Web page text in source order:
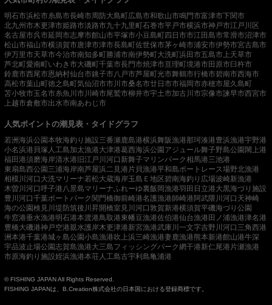
明石市浜松市糸島市長崎市周防大島町広島市和歌山市鳴門市富津市下関市
北九州市木更津市姫路市淡路市九十九里町石巻市平戸市横浜市神戸市江戸川区
名古屋市呉市延岡市志摩市館山市平塚市小豆島町四日市市江田島市常滑市沼津市
松山市福山市横須賀市唐津市津市長島町佐世保市茅ヶ崎市浦安市伊勢市宮古島市
伊万里市天草市今治市南知多町勝浦市南伊勢町大洗町浜田市五島市 上天草市
芦北町愛南町いわき市大磯町千葉市長門市焼津市亘理町境港市田原市臼杵市
鈴鹿市西尾市恩納村仙台市銚子市八戸市芦屋町光市舞鶴市行橋市碧南市西海市
高松市葉山町徳之島町気仙沼市市川市桑名市廿日市市福岡市赤穂市屋久島町
苫小牧市玉名市糸魚川市 川崎市尾鷲市柳井市宇土市加古川市宗像市諫早市西宮市
上越市倉敷市出水市南あわじ市
人気ポイントの潮見表・タイドグラフ
若洲海浜公園本牧海釣り施設三番瀬 鹿島港横浜舞阪漁港那珂湊港豊浜漁港宇野港
小名浜港 貝塚人工島加太漁港大津港葛西海浜公園アジュール舞子野島公園閖上港
福田港須磨海岸清水港 旧江戸川河口 新舞子マリンパーク相馬港三池港
東扇島西公園三浦海岸南芦屋浜二見港 片貝漁港平和島ボートレース場野北漁港
相模川河口 大洗マリーナ若松大蔵海岸玉島Ｅ地区碧南海釣り広場波崎新漁港
木曽川河口呼子港 八景島マリーナふれーゆ裏飯岡漁港羽田 日立港大黒海づり施設
豊川河口千葉ポートパーク関門橋御前崎港名護漁港師崎港阿武隈川河口 天神崎
海の公園検見川堤防筑後川昇開橋室見川河口敦賀新港横須賀平磯海づり公園
牛窓港垂水漁港明石港本渡港鳥取港東幡豆漁港佐伯港仙台漁港田ノ浦漁港津名港
豊橋大磯港神戸空港親水護岸木更津港新宮漁港武庫川一文字吉野川河口 三角西港
洲本港千葉港城ヶ島公園小島漁港吹上浜三崎漁港妻鹿漁港熊本新港館山港牛深
宇品波止場公園志賀島漁港大三島フィッシングパーク網干港新仁尾港 片瀬漁港
市原海釣り施設姪浜漁港本荘人工島古宇利島亀浦港
© FISHING JAPAN All Rights Reserved.
FISHING JAPANは、B.Creation株式会社の日本国における登録商標です。